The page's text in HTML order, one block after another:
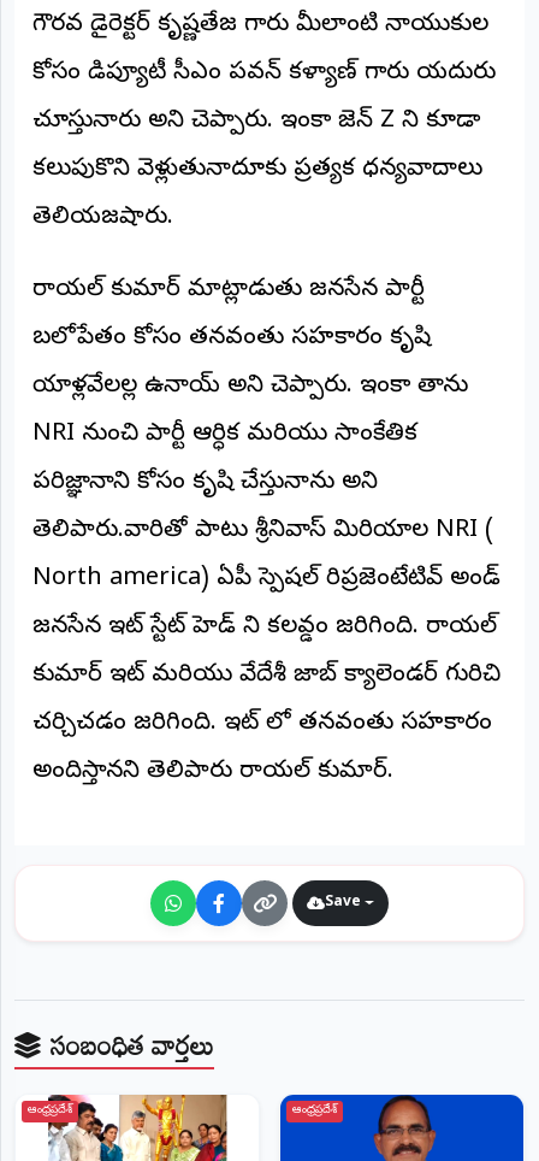
గౌరవ డైరెక్టర్ కృష్ణతేజ గారు మీలాంటి నాయుకుల
కోసం డిప్యూటీ సీఎం పవన్ కళ్యాణ్ గారు యదురు
చూస్తున్నారు అని చెప్పారు. ఇంకా జెన్ Z ని కూడా
కలుపుకొని వెళ్లుతున్నాదూకు ప్రత్యక ధన్యవాదాలు
తెలియజషారు.
రాయల్ కుమార్ మాట్లాడుతు జనసేన పార్టీ
బలోపేతం కోసం తనవంతు సహకారం కృషి
యాళ్లవేలల్ల ఉన్నాయ్ అని చెప్పారు. ఇంకా తాను
NRI నుంచి పార్టీ ఆర్ధిక మరియు సాంకేతిక
పరిజ్ఞానాన్ని కోసం కృషి చేస్తున్నాను అని
తెలిపారు.వారితో పాటు శ్రీనివాస్ మిరియాల NRI (
North america) ఏపీ స్పెషల్ రిప్రజెంటేటివ్ అండ్
జనసేన ఇట్ స్టేట్ హెడ్ ని కలవ్డం జరిగింది. రాయల్
కుమార్ ఇట్ మరియు వేదేశీ జాబ్ క్యాలెండర్ గురిచి
చర్చిచడం జరిగింది. ఇట్ లో తనవంతు సహకారం
అందిస్తానని తెలిపారు రాయల్ కుమార్.
Save
సంబంధిత వార్తలు
ఆంధ్రప్రదేశ్ ఆంధ్రప్రదేశ్